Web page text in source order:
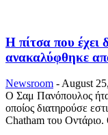
Η πίτσα που έχει
ανακαλύφθηκε
Newsroom - August
Ο Σαμ Πανόπουλος
οποίος διατηρούσε
Chatham του